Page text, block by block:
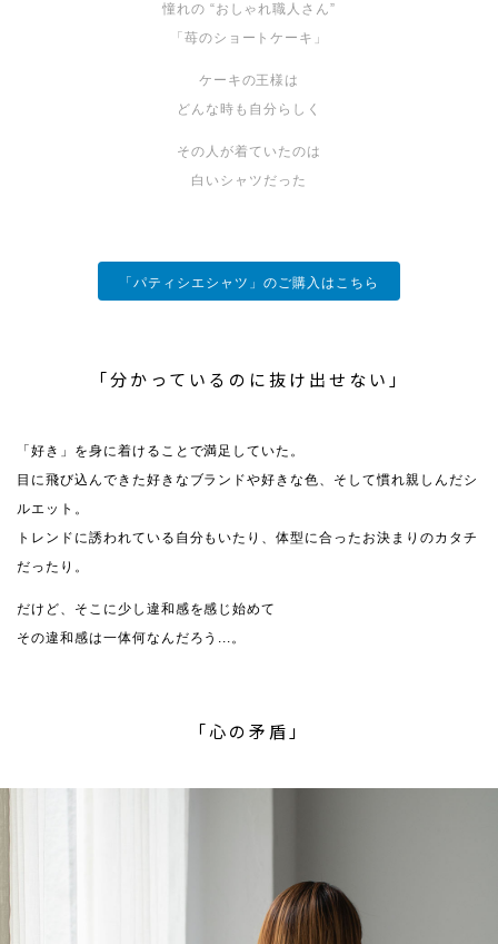
憧れの “おしゃれ職人さん”
「苺のショートケーキ」
ケーキの王様は
どんな時も自分らしく
その人が着ていたのは
白いシャツだった
「パティシエシャツ」のご購入はこちら
「分かっているのに抜け出せない」
「好き」を身に着けることで満足していた。
目に飛び込んできた好きなブランドや好きな色、そして慣れ親しんだシ
ルエット。
トレンドに誘われている自分もいたり、体型に合ったお決まりのカタチ
だったり。
だけど、そこに少し違和感を感じ始めて
その違和感は一体何なんだろう...。
「心の矛盾」